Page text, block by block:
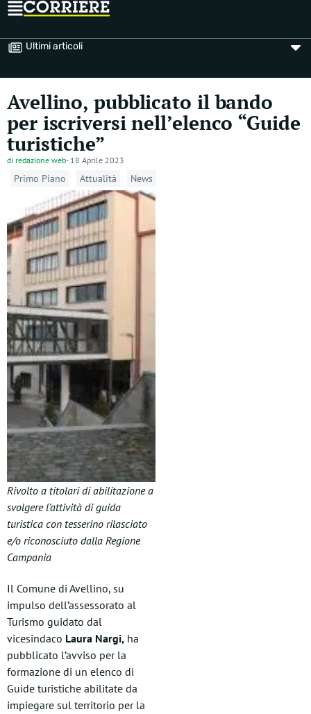
Ultimi articoli
Avellino, pubblicato il bando
per iscriversi nell’elenco “Guide
turistiche”
di redazione web- 18 Aprile 2023
Primo Piano Attualità News
Rivolto a titolari di abilitazione a
svolgere l’attività di guida
turistica con tesserino rilasciato
e/o riconosciuto dalla Regione
Campania
Il Comune di Avellino, su
impulso dell’assessorato al
Turismo guidato dal
vicesindaco Laura Nargi, ha
pubblicato l’avviso per la
formazione di un elenco di
Guide turistiche abilitate da
impiegare sul territorio per la